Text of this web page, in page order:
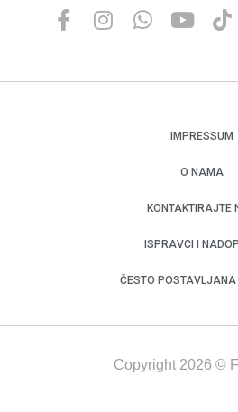
IMPRESSUM
O NAMA
KONTAKTIRAJTE
ISPRAVCI I
ČESTO
Copyright 2026 ©